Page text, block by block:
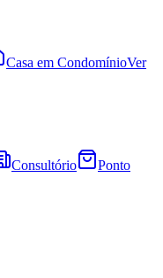
Casa em CondomínioVer
Consultório
Ponto